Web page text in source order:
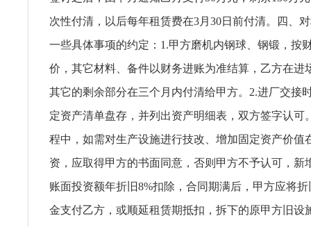
次性付清，以后每年租赁费在3月30日前付清。四、
一些具体事项的约定：1.甲方磨机内钢球、钢锻，按
价，其它材料、备件以财务进账为准结算，乙方在进
其它的剩余部分在三个月内付清给甲方。2.进厂交接
定资产清单盘存，并列出资产明细表，双方签字认可
程中，如需对生产设施进行技改、增加固定资产价值
资，应取得甲方的书面同意，否则甲方不予认可，新
账面投资额年折旧8%扣除，合同期满后，甲方应将
金支付乙方，或顺延租赁期抵扣，拆下的原甲方旧设